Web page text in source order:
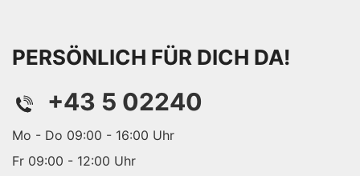
PERSÖNLICH FÜR DICH DA!
+43 5 02240
Mo - Do 09:00 - 16:00 Uhr
Fr 09:00 - 12:00 Uhr